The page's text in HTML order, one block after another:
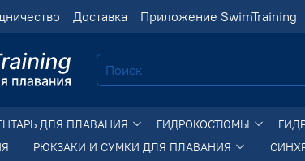
Доставка Приложение SwimTraining
ДЛЯ ПЛАВАНИЯ ГИДРОКОСТЮМЫ
РЮКЗАКИ И СУМКИ ДЛЯ ПЛАВАНИЯ